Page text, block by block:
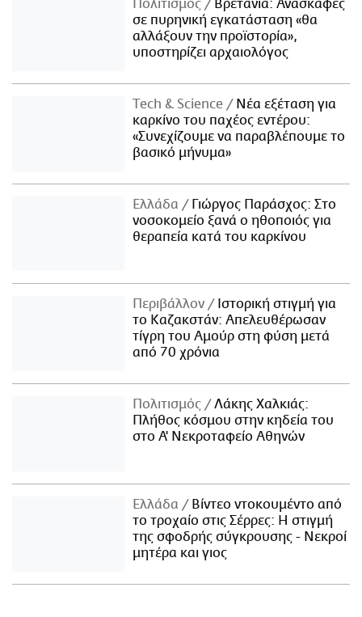
Πολιτισμός
Βρετανία: Ανασκαφές
σε πυρηνική εγκατάσταση «θα
αλλάξουν την προϊστορία»,
υποστηρίζει αρχαιολόγος
Τech & Science
Νέα εξέταση για
καρκίνο του παχέος εντέρου:
«Συνεχίζουμε να παραβλέπουμε το
βασικό μήνυμα»
Ελλάδα
Γιώργος Παράσχος: Στο
νοσοκομείο ξανά ο ηθοποιός για
θεραπεία κατά του καρκίνου
Περιβάλλον
Ιστορική στιγμή για
το Καζακστάν: Απελευθέρωσαν
τίγρη του Αμούρ στη φύση μετά
από 70 χρόνια
Πολιτισμός
Λάκης Χαλκιάς:
Πλήθος κόσμου στην κηδεία του
στο Α' Νεκροταφείο Αθηνών
Ελλάδα
Βίντεο ντοκουμέντο από
το τροχαίο στις Σέρρες: Η στιγμή
της σφοδρής σύγκρουσης - Νεκροί
μητέρα και γιος